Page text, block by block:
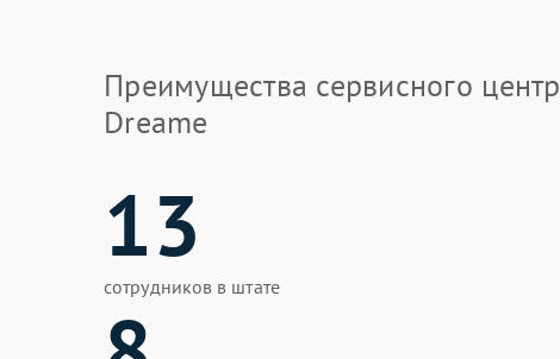
Преимущества сервисного
Dreame
13
сотрудников в штате